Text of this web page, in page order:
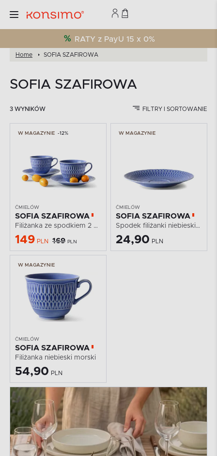
RATY z PayU 15 x 0%
Home SOFIA SZAFIROWA
SOFIA SZAFIROWA
3 WYNIKÓW FILTRY I SORTOWANIE
W MAGAZYNIE -12%
ĆMIELÓW
SOFIA SZAFIROWA
Filiżanka ze spodkiem 2 szt. niebieski morski
149 PLN 169 PLN
W MAGAZYNIE
ĆMIELÓW
SOFIA SZAFIROWA
Spodek filiżanki niebieski morski
24,90 PLN
W MAGAZYNIE
ĆMIELÓW
SOFIA SZAFIROWA
Filiżanka niebieski morski
54,90 PLN